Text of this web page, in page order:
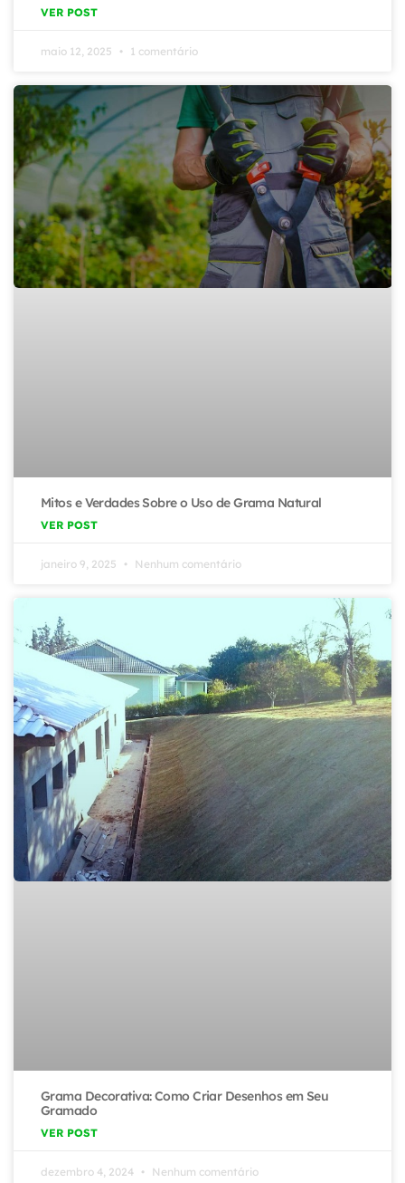
VER POST
maio 12, 2025 1 comentário
Mitos e Verdades Sobre o Uso de Grama Natural
VER POST
janeiro 9, 2025 Nenhum comentário
Grama Decorativa: Como Criar Desenhos em Seu
Gramado
VER POST
dezembro 4, 2024 Nenhum comentário